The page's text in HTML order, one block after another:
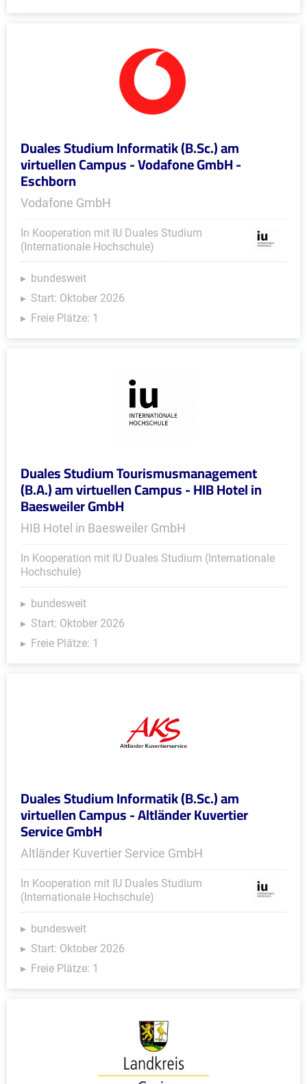
Duales Studium Informatik (B.Sc.) am
virtuellen Campus - Vodafone GmbH -
Eschborn
Vodafone GmbH
In Kooperation mit IU Duales Studium
(Internationale Hochschule)
bundesweit
Start: Oktober 2026
Freie Plätze: 1
Duales Studium Tourismusmanagement
(B.A.) am virtuellen Campus - HIB Hotel in
Baesweiler GmbH
HIB Hotel in Baesweiler GmbH
In Kooperation mit IU Duales Studium (Internationale
Hochschule)
bundesweit
Start: Oktober 2026
Freie Plätze: 1
Duales Studium Informatik (B.Sc.) am
virtuellen Campus - Altländer Kuvertier
Service GmbH
Altländer Kuvertier Service GmbH
In Kooperation mit IU Duales Studium
(Internationale Hochschule)
bundesweit
Start: Oktober 2026
Freie Plätze: 1